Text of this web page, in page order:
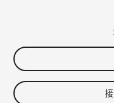
版权所有 © 2021 Unity
法律条款